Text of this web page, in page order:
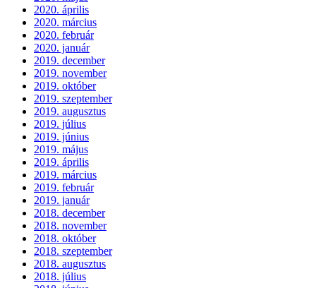
2020. április
2020. március
2020. február
2020. január
2019. december
2019. november
2019. október
2019. szeptember
2019. augusztus
2019. július
2019. június
2019. május
2019. április
2019. március
2019. február
2019. január
2018. december
2018. november
2018. október
2018. szeptember
2018. augusztus
2018. július